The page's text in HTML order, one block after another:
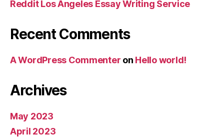
Reddit Los Angeles Essay Writing Service
Recent Comments
A WordPress Commenter on Hello world!
Archives
May 2023
April 2023